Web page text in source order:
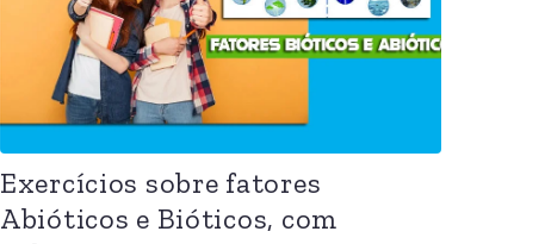
Exercícios sobre fatores
Abióticos e Bióticos, com